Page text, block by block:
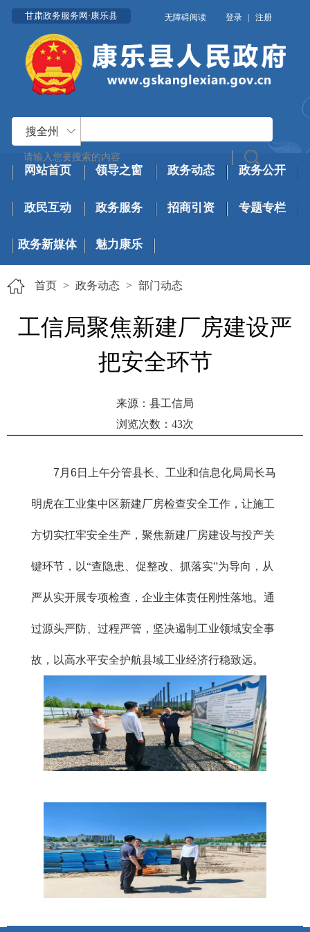
甘肃政务服务网·康乐县 无障碍阅读 登录 | 注册
搜全州
网站首页 领导之窗 政务动态 政务公开
政民互动 政务服务 招商引资 专题专栏
政务新媒体 魅力康乐
首页 > 政务动态 > 部门动态
工信局聚焦新建厂房建设严
把安全环节
来源：县工信局
浏览次数： 43次
7 月 6日上午分管县长、工业和信息化局局长马
明虎在工业集中区新建厂房检查安全工作，让施工
方切实扛牢安全生产，聚焦新建厂房建设与投产关
键环节，以“查隐患、促整改、抓落实”为导向，从
严从实开展专项检查，企业主体责任刚性落地。通
过源头严防、过程严管，坚决遏制工业领域安全事
故，以高水平安全护航县域工业经济行稳致远。